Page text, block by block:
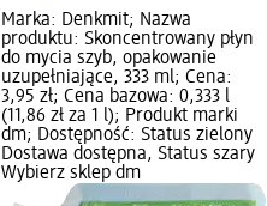
Marka: Denkmit; Nazwa
produktu: Skoncentrowany płyn
do mycia szyb, opakowanie
uzupełniające, 333 ml; Cena:
3,95 zł; Cena bazowa: 0,333 l
(11,86 zł za 1 l); Produkt marki
dm; Dostępność: Status zielony
Dostawa dostępna, Status szary
Wybierz sklep dm